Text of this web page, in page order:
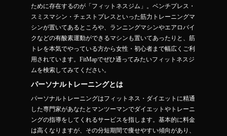
ために存在するのが「フィットネスジム」。ベンチプレス・
スミスマシン・チェストプレスといった筋力トレーニングマ
シンが置いてあるところや、ランニングマシンやエアロバイ
クなどの有酸素運動ができるマシンも置いてあったりと、筋
トレを本気でやっている方から女性・初心者まで幅広くご利
用されています。FitMapでぜひ通ってみたいフィットネスジ
ムを検索してみてください。
パーソナルトレーニングとは
パーソナルトレーニングはフィットネス・ダイエットに精通
した専門家があなたとマンツーマンでダイエットやトレーニ
ングの指導をしてくれるサービスを指します。基本的に料金
は高くなりますが、その分短期間で痩せやすい傾向があり、